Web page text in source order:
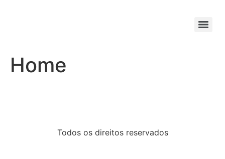
Home
Todos os direitos reservados